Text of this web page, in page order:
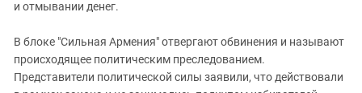
и отмывании денег.
В блоке "Сильная Армения" отвергают обвинения и называют
происходящее политическим преследованием.
Представители политической силы заявили, что действовали